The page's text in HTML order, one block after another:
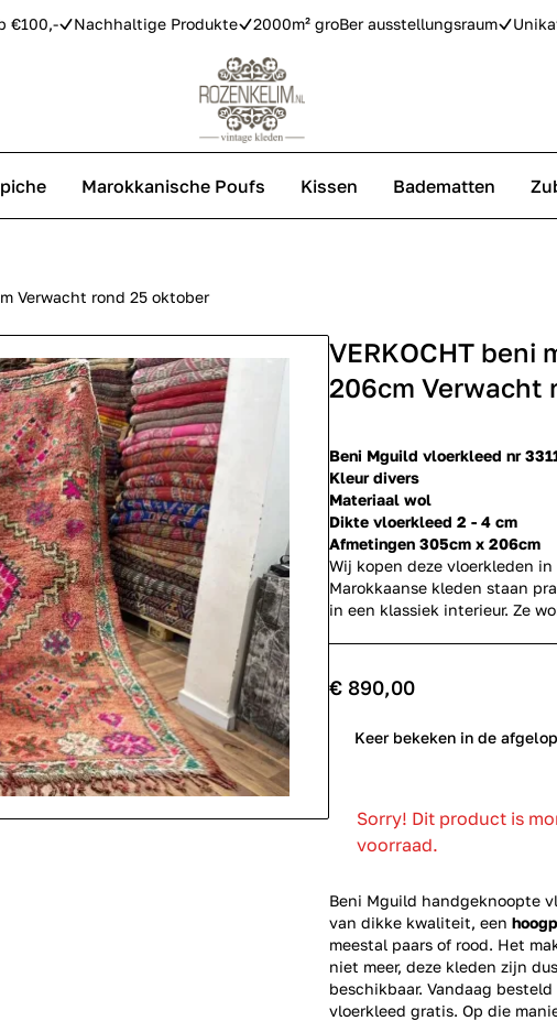
€100,- Nachhaltige Produkte 2000m² groBer ausstellungsraum
Replica Teppiche
Marokkanische Poufs Kissen Badematten
Verwacht rond 25 oktober
VERKOCHT beni
206cm Verwacht
Beni Mguild vloerkleed nr
Kleur divers
Materiaal wol
Dikte vloerkleed 2 - 4 cm
Afmetingen 305cm x 206cm
Wij kopen deze vloerkleden
Marokkaanse kleden staan
in een klassiek interieur. Ze
€ 890,00
Keer bekeken in de
Sorry! Dit product is
voorraad.
Beni Mguild handgeknoopte
van dikke kwaliteit, een
meestal paars of rood. Het
niet meer, deze kleden zijn
beschikbaar. Vandaag
vloerkleed gratis. Op die